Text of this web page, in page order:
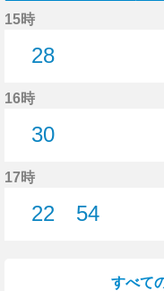
15時
28
16時
30
17時
22
54
すべて